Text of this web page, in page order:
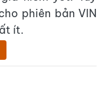
phiên bản VIN
ít.